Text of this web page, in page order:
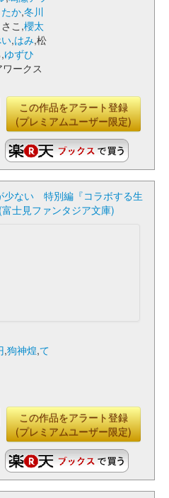
か,冬川
こ,櫻太
,はみ,松
ゆずひ
ークス
この作品をアラート登録
(プレミアムユーザー限定)
少ない 特別編『コラボする生
士見ファンタジア文庫)
,狗神煌,て
この作品をアラート登録
(プレミアムユーザー限定)